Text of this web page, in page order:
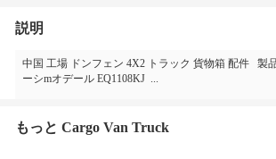
説明
中国 工場 ドンフェン 4X2 トラック 貨物箱 配件 製
ーシmオデール EQ1108KJ ...
もっと Cargo Van Truck